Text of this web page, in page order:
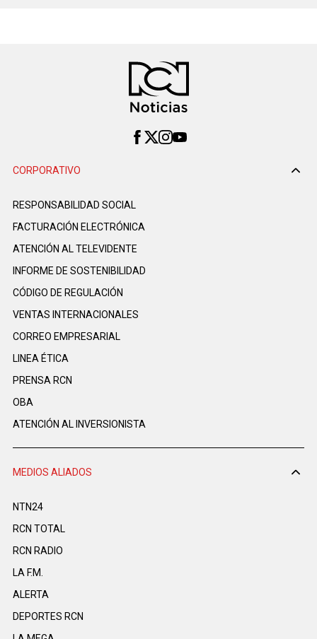
CORPORATIVO
RESPONSABILIDAD SOCIAL
FACTURACIÓN ELECTRÓNICA
ATENCIÓN AL TELEVIDENTE
INFORME DE SOSTENIBILIDAD
CÓDIGO DE REGULACIÓN
VENTAS INTERNACIONALES
CORREO EMPRESARIAL
LINEA ÉTICA
PRENSA RCN
OBA
ATENCIÓN AL INVERSIONISTA
MEDIOS ALIADOS
NTN24
RCN TOTAL
RCN RADIO
LA F.M.
ALERTA
DEPORTES RCN